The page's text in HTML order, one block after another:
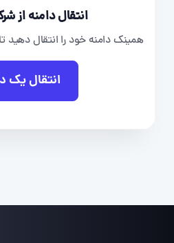
انتقال دامنه از
همینک دامنه خود را انتقال دهید
انتقال یک